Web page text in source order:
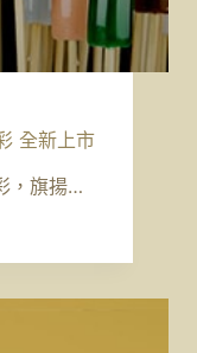
全新上市
，旗揚…